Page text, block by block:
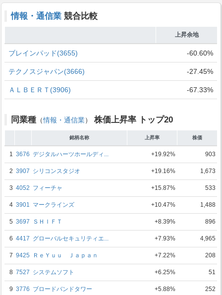
情報・通信業 競合比較
上昇余地
ブレインパッド(3655) -60.60%
テクノスジャパン(3666) -27.45%
ＡＬＢＥＲＴ(3906) -67.33%
同業種 （情報・通信業） 株価上昇率 トップ20
銘柄名称 上昇率 株価
1 3676 デジタルハーツホールディ... +19.92% 903
2 3907 シリコンスタジオ +19.16% 1,673
3 4052 フィーチャ +15.87% 533
4 3901 マークラインズ +10.47% 1,488
5 3697 ＳＨＩＦＴ +8.39% 896
6 4417 グローバルセキュリティエ... +7.93% 4,965
7 9425 ＲｅＹｕｕ Ｊａｐａｎ +7.22% 208
8 7527 システムソフト +6.25% 51
9 3776 ブロードバンドタワー +5.88% 252